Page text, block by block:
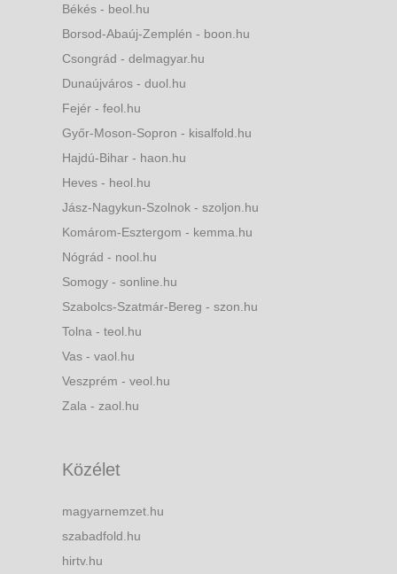
Békés - beol.hu
Borsod-Abaúj-Zemplén - boon.hu
Csongrád - delmagyar.hu
Dunaújváros - duol.hu
Fejér - feol.hu
Győr-Moson-Sopron - kisalfold.hu
Hajdú-Bihar - haon.hu
Heves - heol.hu
Jász-Nagykun-Szolnok - szoljon.hu
Komárom-Esztergom - kemma.hu
Nógrád - nool.hu
Somogy - sonline.hu
Szabolcs-Szatmár-Bereg - szon.hu
Tolna - teol.hu
Vas - vaol.hu
Veszprém - veol.hu
Zala - zaol.hu
Közélet
magyarnemzet.hu
szabadfold.hu
hirtv.hu